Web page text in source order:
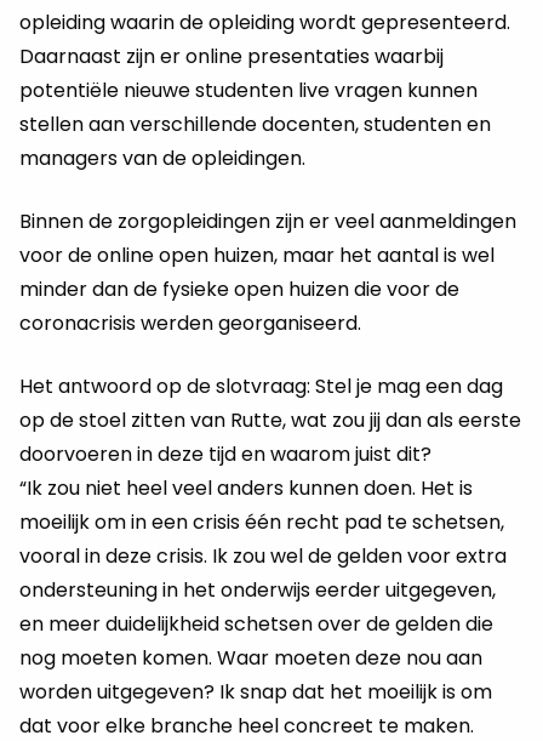
opleiding waarin de opleiding wordt gepresenteerd.
Daarnaast zijn er online presentaties waarbij
potentiële nieuwe studenten live vragen kunnen
stellen aan verschillende docenten, studenten en
managers van de opleidingen.
Binnen de zorgopleidingen zijn er veel aanmeldingen
voor de online open huizen, maar het aantal is wel
minder dan de fysieke open huizen die voor de
coronacrisis werden georganiseerd.
Het antwoord op de slotvraag: Stel je mag een dag
op de stoel zitten van Rutte, wat zou jij dan als eerste
doorvoeren in deze tijd en waarom juist dit?
“Ik zou niet heel veel anders kunnen doen. Het is
moeilijk om in een crisis één recht pad te schetsen,
vooral in deze crisis. Ik zou wel de gelden voor extra
ondersteuning in het onderwijs eerder uitgegeven,
en meer duidelijkheid schetsen over de gelden die
nog moeten komen. Waar moeten deze nou aan
worden uitgegeven? Ik snap dat het moeilijk is om
dat voor elke branche heel concreet te maken.